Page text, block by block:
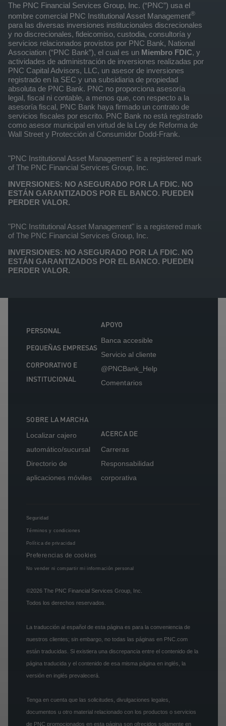
The PNC Financial Services Group, Inc. (“PNC”) usa el
nombre comercial PNC Institutional Asset Management®
para las diversas inversiones institucionales discrecionales
y no discrecionales, fideicomiso, custodia, consultoría y
servicios relacionados provistos por PNC Bank, National
Association (“PNC Bank”), el cual es un Miembro FDIC, y
actividades de administración de inversiones realizadas por
PNC Capital Advisors, LLC, un asesor de inversiones
registrado en la SEC y una subsidiaria de propiedad
absoluta de PNC Bank. PNC no proporciona asesoría
legal, fiscal ni contable, a menos que, con respecto a la
asesoría fiscal, PNC Bank haya firmado un contrato de
servicios fiscales por escrito. PNC Bank no está registrado
como asesor municipal en virtud de la Ley de Reforma de
Wall Street y Protección al Consumidor Dodd-Frank.
"PNC Institutional Asset Management" is a registered mark
of The PNC Financial Services Group, Inc.
INVERSIONES: NO ASEGURADO POR LA FDIC. NO
ESTÁN GARANTIZADOS POR EL BANCO. PUEDEN
PERDER VALOR.
"PNC Institutional Asset Management" is a registered mark
of The PNC Financial Services Group, Inc.
INVERSIONES: NO ASEGURADO POR LA FDIC. NO
ESTÁN GARANTIZADOS POR EL BANCO. PUEDEN
PERDER VALOR.
PERSONAL
PEQUEÑAS EMPRESAS
CORPORATIVO E
INSTITUCIONAL
APOYO
Banca accesible
Servicio al cliente
@PNCBank_Help
Comentarios
SOBRE LA MARCHA
Localizar cajero
automático/sucursal
Directorio de
aplicaciones móviles
ACERCA DE
Carreras
Responsabilidad
corporativa
Seguridad
Términos y condiciones
Política de privacidad
Preferencias de cookies
No vender ni compartir mi información personal
©2026 The PNC Financial Services Group, Inc.
Todos los derechos reservados.
La traducción al español de esta página es para la conveniencia de
nuestros clientes; sin embargo, no todas las páginas en PNC.com
están traducidas. Si existiera una discrepancia entre el contenido de la
página traducida y el contenido de esa misma página en inglés, la
versión en inglés prevalecerá.
Tenga en cuenta que las solicitudes, divulgaciones legales,
documentos u otro material relacionado con los productos o servicios
de PNC promocionados en esta página son ofrecidos solamente en